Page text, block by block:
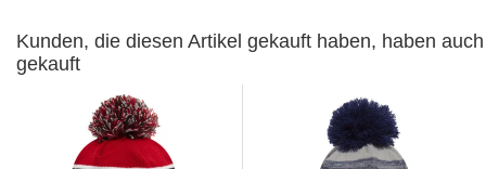
Kunden, die diesen Artikel gekauft haben, haben auch
gekauft